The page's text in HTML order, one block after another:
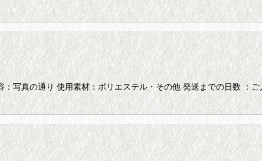
真の通り 使用素材：ポリエステル・その他 発送までの日数 ：